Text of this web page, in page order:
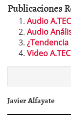
Publicaciones
Audio
Audio
Video
Javier Alfayate